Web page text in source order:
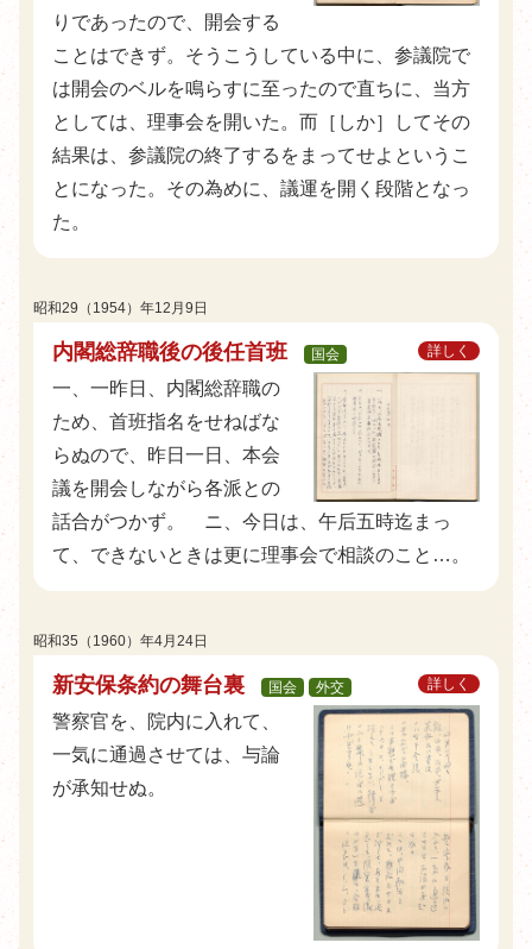
りであったので、開会する
ことはできず。そうこうしている中に、参議院で
は開会のベルを鳴らすに至ったので直ちに、当方
としては、理事会を開いた。而［しか］してその
結果は、参議院の終了するをまってせよというこ
とになった。その為めに、議運を開く段階となっ
た。
昭和29（1954）年12月9日
内閣総辞職後の後任首班 国会 詳しく
一、一昨日、内閣総辞職の
ため、首班指名をせねばな
らぬので、昨日一日、本会
議を開会しながら各派との
話合がつかず。 ニ、今日は、午后五時迄まっ
て、できないときは更に理事会で相談のこと…。
昭和35（1960）年4月24日
新安保条約の舞台裏 国会 外交 詳しく
警察官を、院内に入れて、
一気に通過させては、与論
が承知せぬ。